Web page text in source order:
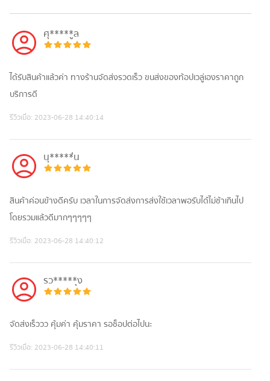
ศุ*****ูล
ได้รับสินค้าแล้วค่า ทางร้านจัดส่งรวดเร็ว ขนส่งของท้อปเวลู่เองราคาถูก
บริการดี
รีวิวเมื่อ: 2023-06-28 14:40:14
นุ*****่น
สินค้าค่อนข้างดีครับ เวลาในการจัดส่งการส่งใช้เวลาพอรับได้ไม่ช้าเกินไป
โดยรวมแล้วดีมากๆๆๆๆๆ
รีวิวเมื่อ: 2023-06-28 14:40:12
รว*****ุง
จัดส่งเร็ววว คุ้มค่า คุ้มราคา รอช็อปต่อไปนะ
รีวิวเมื่อ: 2023-06-28 14:40:11